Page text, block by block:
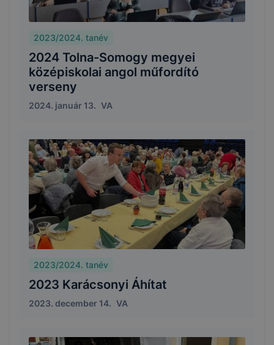
2023/2024. tanév
2024 Tolna-Somogy megyei
középiskolai angol műfordító
verseny
2024. január 13. VA
2023/2024. tanév
2023 Karácsonyi Áhítat
2023. december 14. VA